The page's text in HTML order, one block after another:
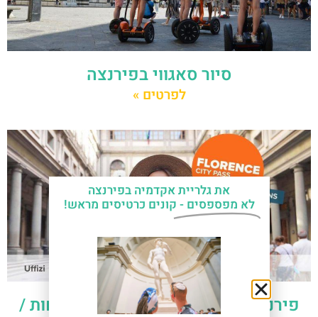
סיור סאגווי בפירנצה
לפרטים »
פירנצה פאס – כרטיס התיירים -הנחות /
את גלריית אקדמיה בפירנצה
לא מפספסים - קונים כרטיסים מראש!